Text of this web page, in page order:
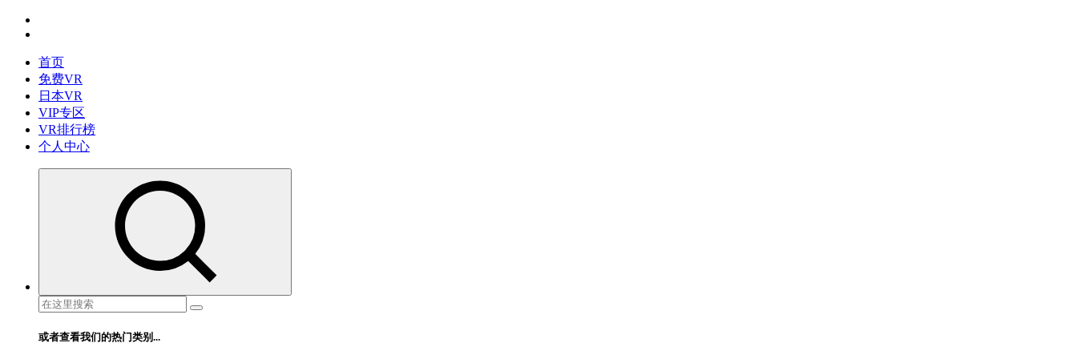
免费VR视频下载 最懂你的VR片源网站
首页
免费VR
日本VR
VIP专区
VR排行榜
个人中心
搜
或者查看我们的热门类别...